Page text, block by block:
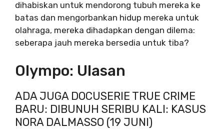
dihabiskan untuk mendorong tubuh mereka ke
batas dan mengorbankan hidup mereka untuk
olahraga, mereka dihadapkan dengan dilema:
seberapa jauh mereka bersedia untuk tiba?
Olympo: Ulasan
ADA JUGA DOCUSERIE TRUE CRIME
BARU: DIBUNUH SERIBU KALI: KASUS
NORA DALMASSO (19 JUNI)